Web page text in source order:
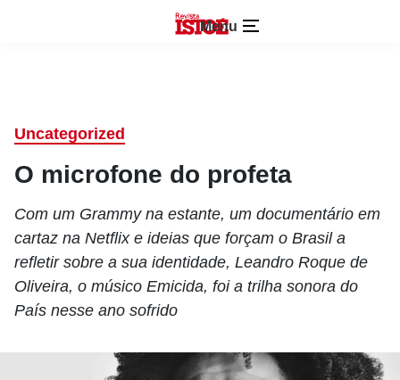
Menu
Uncategorized
O microfone do profeta
Com um Grammy na estante, um documentário em
cartaz na Netflix e ideias que forçam o Brasil a
refletir sobre a sua identidade, Leandro Roque de
Oliveira, o músico Emicida, foi a trilha sonora do
País nesse ano sofrido